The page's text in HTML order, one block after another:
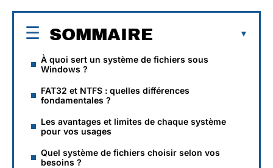
SOMMAIRE
À quoi sert un système de fichiers sous
Windows ?
FAT32 et NTFS : quelles différences
fondamentales ?
Les avantages et limites de chaque système
pour vos usages
Quel système de fichiers choisir selon vos
besoins ?